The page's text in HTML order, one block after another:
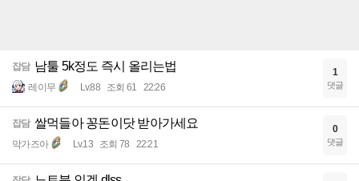
잡담 남툴 5k정도 즉시 올리는법
레이무 Lv.88 조회 61 22:26
1
댓글
잡담 쌀먹들아 꽁돈이닷 받아가세요
막가즈아 Lv.13 조회 78 22:21
0
댓글